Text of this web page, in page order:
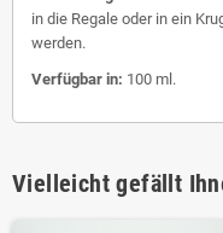
in die Regale oder in ein
werden.
Verfügbar in: 100 ml.
Vielleicht gefällt